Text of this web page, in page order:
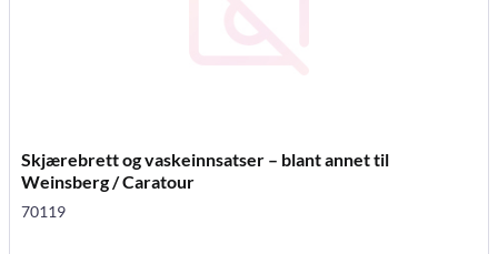
Skjærebrett og vaskeinnsatser – blant annet til
Weinsberg / Caratour
70119